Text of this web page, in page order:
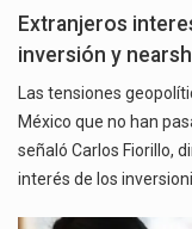
Extranjeros
inversión y
Las tensiones
México que no han
señaló Carlos Fiorillo,
interés de los